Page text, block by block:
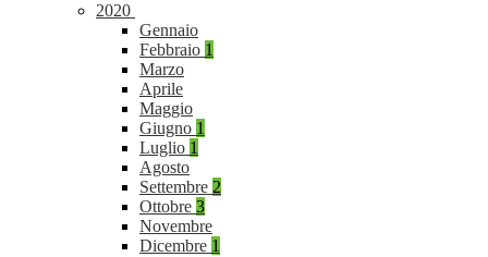
2020
Gennaio
Febbraio 1
Marzo
Aprile
Maggio
Giugno 1
Luglio 1
Agosto
Settembre 2
Ottobre 3
Novembre
Dicembre 1